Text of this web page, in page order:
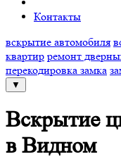
Контакты
вскрытие автомобиля
квартир ремонт
перекодировка замка
▼
Вскрытие
в Видном